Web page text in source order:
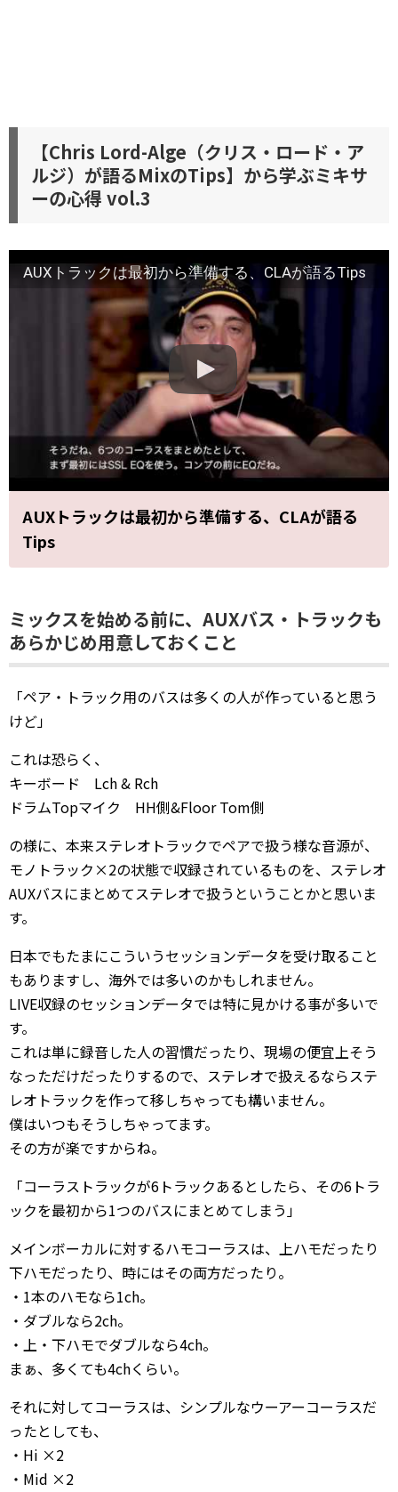
【Chris Lord-Alge（クリス・ロード・ア
ルジ）が語るMixのTips】から学ぶミキサ
ーの心得 vol.3
AUXトラックは最初から準備する、CLAが語るTips
AUXトラックは最初から準備する、CLAが語る
Tips
ミックスを始める前に、AUXバス・トラックも
あらかじめ用意しておくこと
「ペア・トラック用のバスは多くの人が作っていると思う
けど」
これは恐らく、
キーボード Lch & Rch
ドラムTopマイク HH側&Floor Tom側
の様に、本来ステレオトラックでペアで扱う様な音源が、
モノトラック×2の状態で収録されているものを、ステレオ
AUXバスにまとめてステレオで扱うということかと思いま
す。
日本でもたまにこういうセッションデータを受け取ること
もありますし、海外では多いのかもしれません。
LIVE収録のセッションデータでは特に見かける事が多いで
す。
これは単に録音した人の習慣だったり、現場の便宜上そう
なっただけだったりするので、ステレオで扱えるならステ
レオトラックを作って移しちゃっても構いません。
僕はいつもそうしちゃってます。
その方が楽ですからね。
「コーラストラックが6トラックあるとしたら、その6トラ
ックを最初から1つのバスにまとめてしまう」
メインボーカルに対するハモコーラスは、上ハモだったり
下ハモだったり、時にはその両方だったり。
・1本のハモなら1ch。
・ダブルなら2ch。
・上・下ハモでダブルなら4ch。
まぁ、多くても4chくらい。
それに対してコーラスは、シンプルなウーアーコーラスだ
ったとしても、
・Hi ×2
・Mid ×2